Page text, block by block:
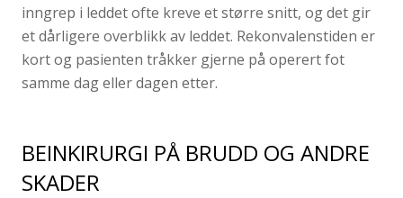
inngrep i leddet ofte kreve et større snitt, og det gir
et dårligere overblikk av leddet. Rekonvalenstiden er
kort og pasienten tråkker gjerne på operert fot
samme dag eller dagen etter.
BEINKIRURGI PÅ BRUDD OG ANDRE
SKADER